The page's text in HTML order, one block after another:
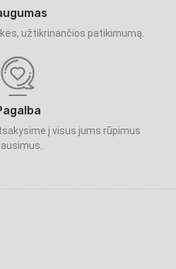
užtikrinančios patikimumą.
į visus jums rūpimus